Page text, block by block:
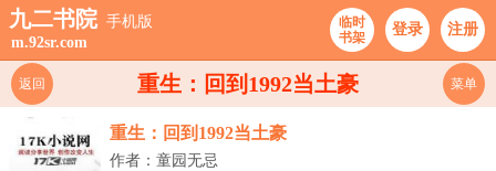
九二书院 手机版
m.92sr.com
临时
书架
登录 注册
重生：回到1992当土豪
返回 菜单
重生：回到1992当土豪
作者：童园无忌